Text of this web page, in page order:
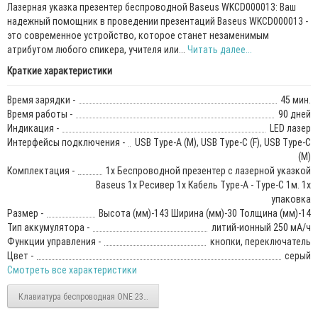
Лазерная указка презентер беспроводной Baseus WKCD000013: Ваш
надежный помощник в проведении презентаций Baseus WKCD000013 -
это современное устройство, которое станет незаменимым
атрибутом любого спикера, учителя или... Читать далее...
Краткие характеристики
Время зарядки -
45 мин.
Время работы -
90 дней
Индикация -
LED лазер
Интерфейсы подключения -
USB Type-A (M), USB Type-C (F), USB Type-C
(M)
Комплектация -
1x Беспроводной презентер с лазерной указкой
Baseus 1x Ресивер 1x Кабель Type-A - Type-C 1м. 1x
упаковка
Размер -
Высота (мм)-143 Ширина (мм)-30 Толщина (мм)-14
Тип аккумулятора -
литий-ионный 250 мА/ч
Функции управления -
кнопки, переключатель
Цвет -
серый
Смотреть все характеристики
Клавиатура беспроводная ONE 231 мультимедийная Smartbuy